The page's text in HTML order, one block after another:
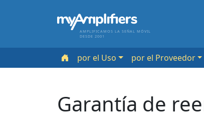
AMPLIFICAMOS LA SEÑAL MÓVIL
DESDE 2001
por el Uso por el Proveedor
Garantía de